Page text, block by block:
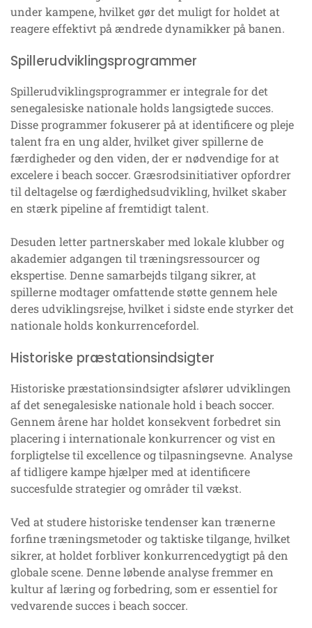
under kampene, hvilket gør det muligt for holdet at
reagere effektivt på ændrede dynamikker på banen.
Spillerudviklingsprogrammer
Spillerudviklingsprogrammer er integrale for det
senegalesiske nationale holds langsigtede succes.
Disse programmer fokuserer på at identificere og pleje
talent fra en ung alder, hvilket giver spillerne de
færdigheder og den viden, der er nødvendige for at
excelere i beach soccer. Græsrodsinitiativer opfordrer
til deltagelse og færdighedsudvikling, hvilket skaber
en stærk pipeline af fremtidigt talent.
Desuden letter partnerskaber med lokale klubber og
akademier adgangen til træningsressourcer og
ekspertise. Denne samarbejds tilgang sikrer, at
spillerne modtager omfattende støtte gennem hele
deres udviklingsrejse, hvilket i sidste ende styrker det
nationale holds konkurrencefordel.
Historiske præstationsindsigter
Historiske præstationsindsigter afslører udviklingen
af det senegalesiske nationale hold i beach soccer.
Gennem årene har holdet konsekvent forbedret sin
placering i internationale konkurrencer og vist en
forpligtelse til excellence og tilpasningsevne. Analyse
af tidligere kampe hjælper med at identificere
succesfulde strategier og områder til vækst.
Ved at studere historiske tendenser kan trænerne
forfine træningsmetoder og taktiske tilgange, hvilket
sikrer, at holdet forbliver konkurrencedygtigt på den
globale scene. Denne løbende analyse fremmer en
kultur af læring og forbedring, som er essentiel for
vedvarende succes i beach soccer.